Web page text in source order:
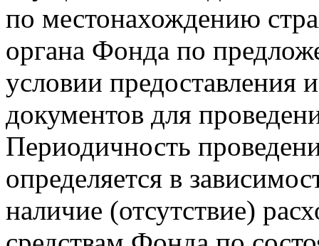
по местонахождению
органа Фонда по
условии предоставления
документов для
Периодичность
определяется в
наличие (отсутствие)